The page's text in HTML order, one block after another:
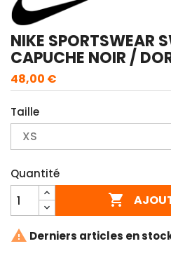
NIKE SPORTSWEAR
CAPUCHE NOIR /
48,00 €
Taille
Quantité

 Derniers articles en